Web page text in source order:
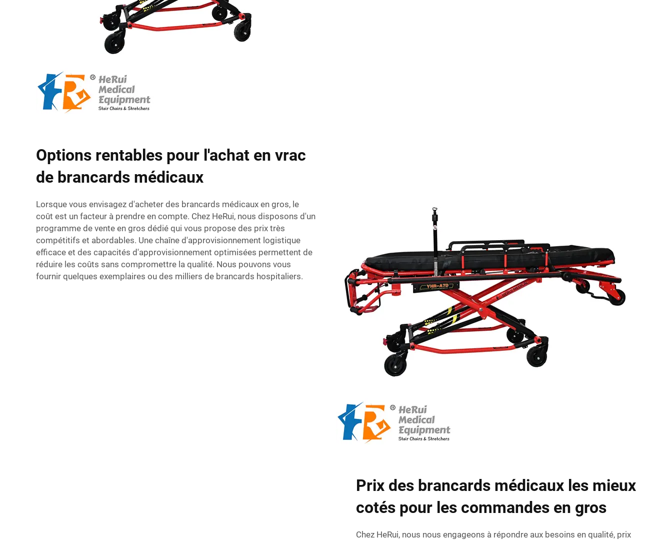
Options rentables pour l'achat en vrac
de brancards médicaux
Lorsque vous envisagez d'acheter des brancards médicaux en gros, le
coût est un facteur à prendre en compte. Chez HeRui, nous disposons d'un
programme de vente en gros dédié qui vous propose des prix très
compétitifs et abordables. Une chaîne d'approvisionnement logistique
efficace et des capacités d'approvisionnement optimisées permettent de
réduire les coûts sans compromettre la qualité. Nous pouvons vous
fournir quelques exemplaires ou des milliers de brancards hospitaliers.
Prix des brancards médicaux les mieux
cotés pour les commandes en gros
Chez HeRui, nous nous engageons à répondre aux besoins en qualité, prix